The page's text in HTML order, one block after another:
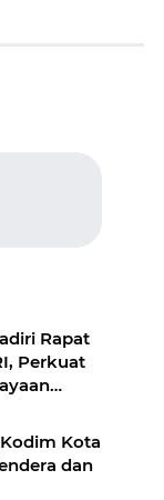
Rapat
Perkuat
Kota
dan